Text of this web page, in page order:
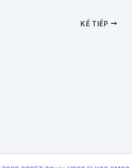
KẾ TIẾP